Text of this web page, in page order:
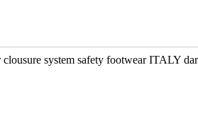
system safety footwear ITALY